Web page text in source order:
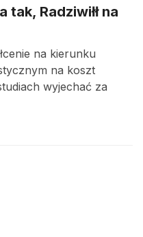
tak, Radziwiłł na
na kierunku
na koszt
wyjechać za